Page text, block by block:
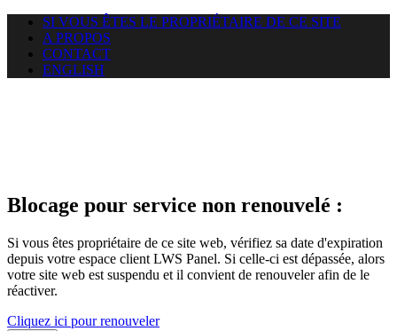
SI VOUS ÊTES LE PROPRIÉTAIRE DE CE SITE
A PROPOS
CONTACT
ENGLISH
Blocage pour service non renouvelé :
Si vous êtes propriétaire de ce site web, vérifiez sa date d'expiration
depuis votre espace client LWS Panel. Si celle-ci est dépassée, alors
votre site web est suspendu et il convient de renouveler afin de le
réactiver.
Cliquez ici pour renouveler